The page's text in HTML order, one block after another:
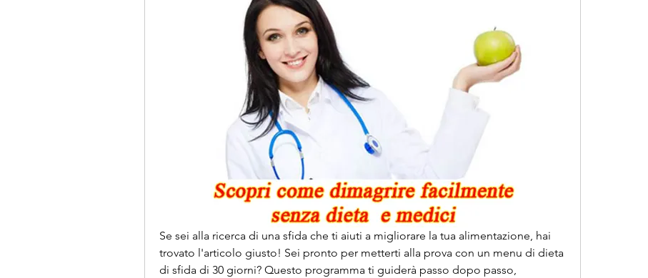
Se sei alla ricerca di una sfida che ti aiuti a migliorare la tua alimentazione, hai
trovato l'articolo giusto! Sei pronto per metterti alla prova con un menu di dieta
di sfida di 30 giorni? Questo programma ti guiderà passo dopo passo,